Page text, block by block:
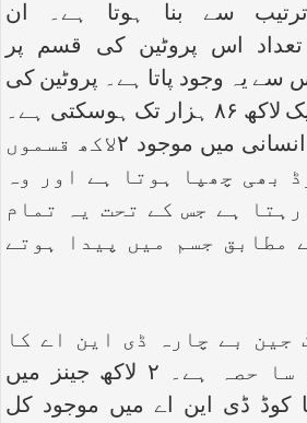
سے بنا ہوتا ہے۔ ان
تعداد اس پروٹین کی قسم پر
یہ وجود پاتا ہے۔ پروٹین کی
یہ تعداد ۱۰۰۰ سے ایک لاکھ ۸۶ ہزار تک ہوسکتی ہے۔
اس جین میں جسم انسانی میں موجود ۲لاکھ قسموں
بھی چھپا ہوتا ہے اور وہ
ہے جس کے تحت یہ تمام
مطابق جسم میں پیدا ہوتے
جین بے چارہ ڈی این اے کا
صرف ایک معمولی سا حصہ ہے۔ ۲ لاکھ جینز میں
کوڈ ڈی این اے میں موجود کل